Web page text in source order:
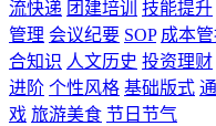
流快递 团建培训 技能提升
管理 会议纪要 SOP 成本
合知识 人文历史 投资理财
进阶 个性风格 基础版式
戏 旅游美食 节日节气